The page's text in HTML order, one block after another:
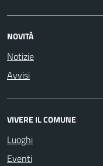
NOVITÀ
Notizie
Avvisi
VIVERE IL COMUNE
Luoghi
Eventi